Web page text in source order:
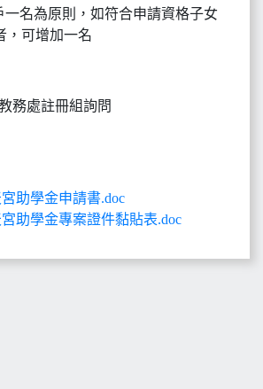
名為原則，如符合申請資格子女
，可增加一名
務處註冊組詢問
助學金申請書.doc
助學金專案證件黏貼表.doc